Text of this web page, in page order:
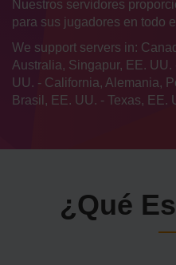
Nuestros servidores
para sus jugadores en todo
We support servers in:
Australia, Singapur, EE.
UU. - California, Alemania,
Brasil, EE. UU. - Texas, EE.
¿Qué